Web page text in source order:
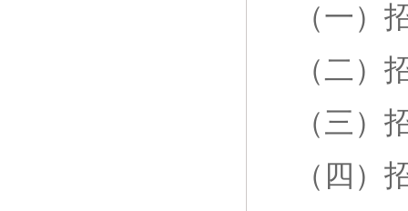
（一）
（二）
（三）
（四）